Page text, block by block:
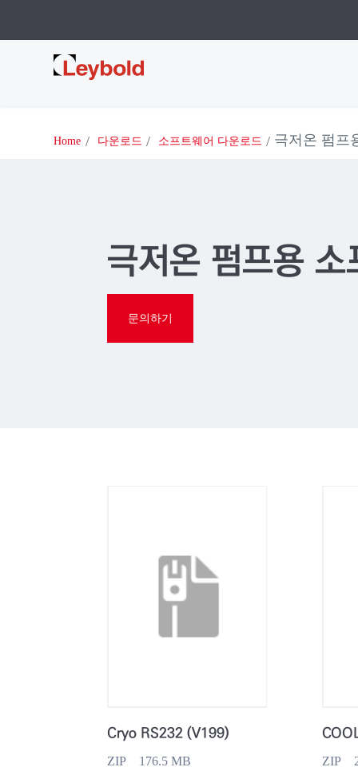
Leybold
Home 다운로드 소프트웨어 다운로드 극저온 펌프
극저온 펌프용
문의하기
Cryo RS232 (V199)
ZIP 176.5 MB ZIP